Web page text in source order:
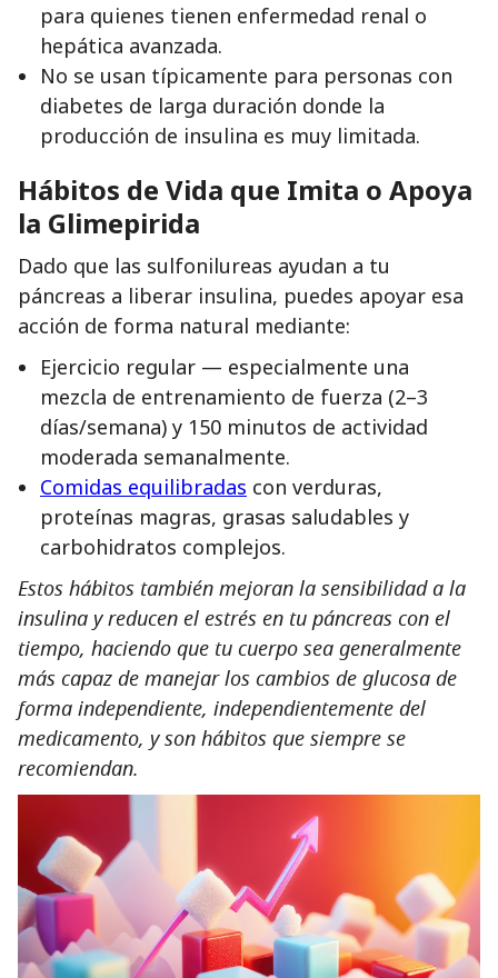
para quienes tienen enfermedad renal o
hepática avanzada.
No se usan típicamente para personas con
diabetes de larga duración donde la
producción de insulina es muy limitada.
Hábitos de Vida que Imita o Apoya
la Glimepirida
Dado que las sulfonilureas ayudan a tu
páncreas a liberar insulina, puedes apoyar esa
acción de forma natural mediante:
Ejercicio regular — especialmente una
mezcla de entrenamiento de fuerza (2–3
días/semana) y 150 minutos de actividad
moderada semanalmente.
Comidas equilibradas con verduras,
proteínas magras, grasas saludables y
carbohidratos complejos.
Estos hábitos también mejoran la sensibilidad a la
insulina y reducen el estrés en tu páncreas con el
tiempo, haciendo que tu cuerpo sea generalmente
más capaz de manejar los cambios de glucosa de
forma independiente, independientemente del
medicamento, y son hábitos que siempre se
recomiendan.